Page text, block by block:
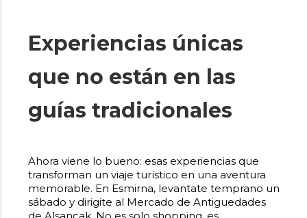
Experiencias únicas
que no están en las
guías tradicionales
Ahora viene lo bueno: esas experiencias que
transforman un viaje turístico en una aventura
memorable. En Esmirna, levantate temprano un
sábado y dirigite al Mercado de Antiguedades